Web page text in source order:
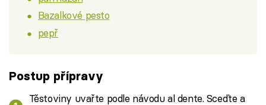
Bazalkové pesto
pepř
Postup přípravy
Těstoviny uvařte podle návodu al dente. Sceďte a